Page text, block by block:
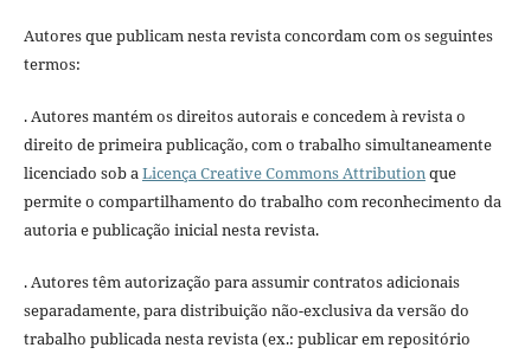
Autores que publicam nesta revista concordam com os seguintes
termos:
. Autores mantém os direitos autorais e concedem à revista o
direito de primeira publicação, com o trabalho simultaneamente
licenciado sob aLicença Creative Commons Attributionque
permite o compartilhamento do trabalho com reconhecimento da
autoria e publicação inicial nesta revista.
. Autores têm autorização para assumir contratos adicionais
separadamente, para distribuição não-exclusiva da versão do
trabalho publicada nesta revista (ex.: publicar em repositório